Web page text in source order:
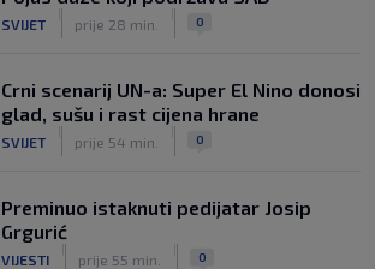
SVIJET prije 28 min. 0
Crni scenarij UN-a: Super El Nino donosi
glad, sušu i rast cijena hrane
SVIJET prije 54 min. 0
Preminuo istaknuti pedijatar Josip
Grgurić
VIJESTI prije 55 min. 0